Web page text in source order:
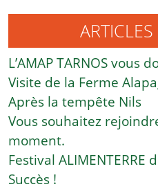
L’AMAP TARNOS vous
Visite de la Ferme
Après la tempête Nils
Vous souhaitez rejoindre
moment.
Festival ALIMENTERRE
Succès !